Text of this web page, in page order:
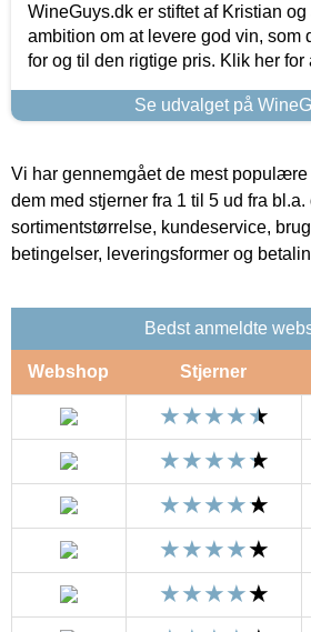
WineGuys.dk er stiftet af Kristian
ambition om at levere god vin, som
for og til den rigtige pris. Klik her for
Se udvalget på
Vi har gennemgået de mest
dem med stjerner fra 1 til 5 ud fra
sortimentstørrelse, kundeservice,
betingelser, leveringsformer og
Bedst anmeldte
Webshop Stjerner